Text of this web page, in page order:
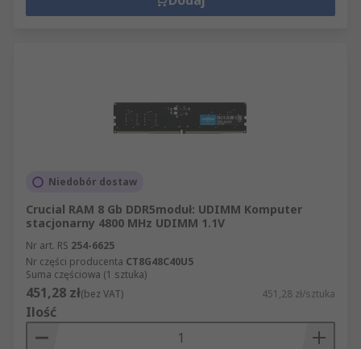
Niedobór dostaw
Crucial RAM 8 Gb DDR5moduł: UDIMM Komputer
stacjonarny 4800 MHz UDIMM 1.1V
Nr art. RS 254-6625
Nr części producenta CT8G48C40U5
Suma częściowa (1 sztuka)
451,28 zł(bez VAT) 451,28 zł/sztuka
Ilość